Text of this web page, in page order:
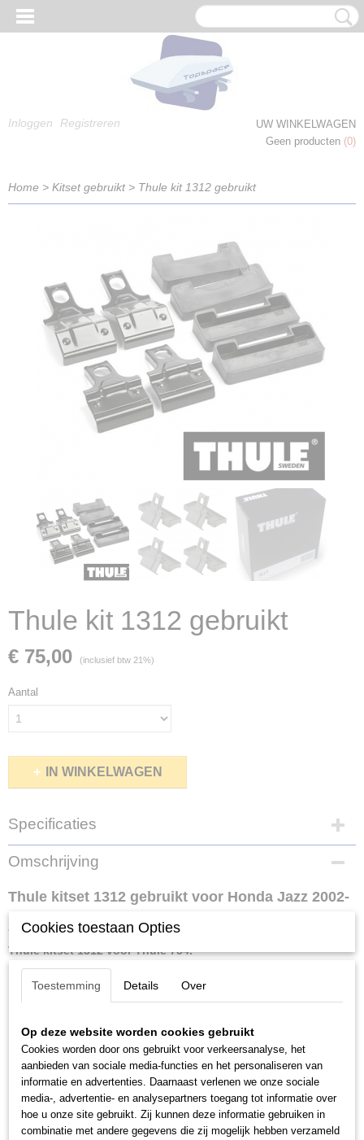
Inloggen Registreren
UW WINKELWAGEN
Geen producten (0)
Home > Kitset gebruikt> Thule kit 1312 gebruikt
Thule kit 1312 gebruikt
€ 75,00 (inclusief btw 21%)
Aantal
IN WINKELWAGEN
Specificaties
Netto gewicht
0,03 Kg
Bruto gewicht
Omschrijving
Thule kitset 1312 gebruikt voor Honda Jazz 2002-
2008 met een kaal/vlak dak.
Thule kitset 1312 voor Thule 754.
Een Thule kitset is het auto specifieke deel van de Thule
van de dakdragers. De kit bestaat uit 4 rubberen pads die op het
dak steunen en 4 klepels die om de dakrand klemmen. De klepels
van de kitset zijn voorzien van een speciale coating zodat alle
contactdelen met zijn beschermd ter voorkoming van
beschadigingen aan het dak van uw auto
Thule kitset wordt gemonteerd op een kaal vlak dak. U bevestigt de
Cookies toestaan Opties
Toestemming Details Over
Op deze website worden cookies gebruikt
Cookies worden door ons gebruikt voor verkeersanalyse, het
aanbieden van sociale media-functies en het personaliseren van
informatie en advertenties. Daarnaast verlenen we onze sociale
media-, advertentie- en analysepartners toegang tot informatie over
hoe u onze site gebruikt. Zij kunnen deze informatie gebruiken in
combinatie met andere gegevens die zij mogelijk hebben verzameld